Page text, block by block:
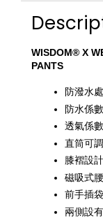
WISDOM® X
PANTS
防潑水
防水係
透氣係
直筒可
膝褶設
磁吸式
前手插
兩側設